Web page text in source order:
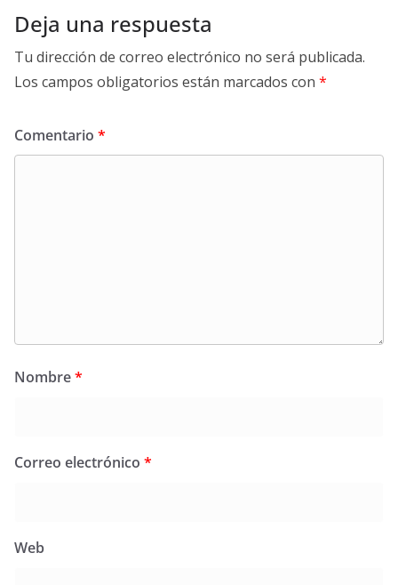
Deja una respuesta
Tu dirección de correo electrónico no será publicada.
Los campos obligatorios están marcados con *
Comentario *
Nombre*
Correo electrónico *
Web